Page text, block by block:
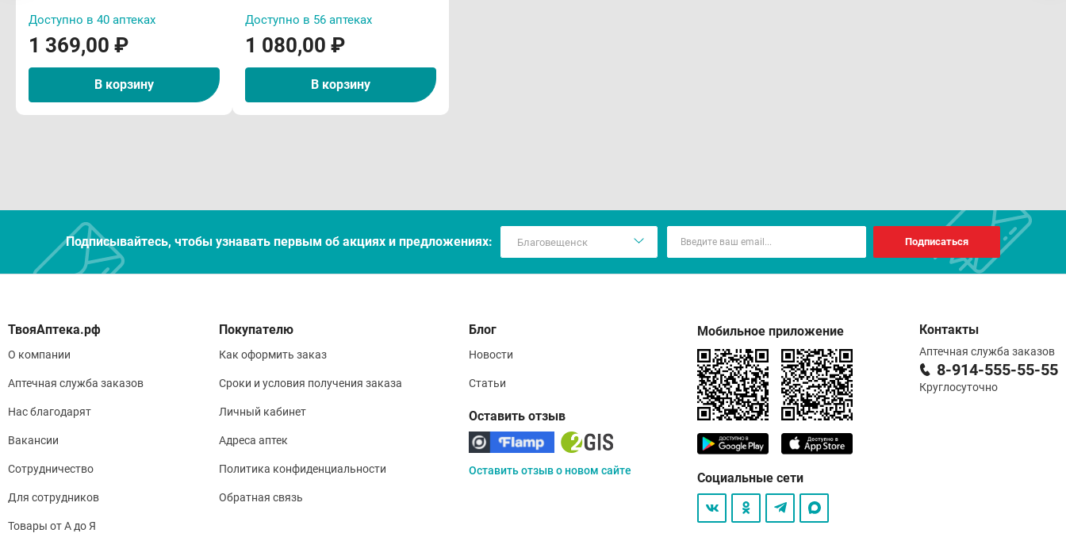
Доступно в 40 аптеках
1 369,00 ₽
В корзину
Доступно в 56 аптеках
1 080,00 ₽
В корзину
Подписывайтесь, чтобы узнавать первым об акцияx и предложениях: Подписаться
О компании
Аптечная служба заказов
Нас благодарят
Вакансии
Сотрудничество
Для сотрудников
Товары от А до Я
Покупателю
Как оформить заказ
Сроки и условия получения заказа
Личный кабинет
Адреса аптек
Политика конфиденциальности
Обратная связь
Блог
Новости
Статьи
Оставить отзыв
Оставить отзыв о новом сайте
Мобильное приложение
Социальные сети
Контакты
Аптечная служба заказов
8-914-555-55-55
Круглосуточно